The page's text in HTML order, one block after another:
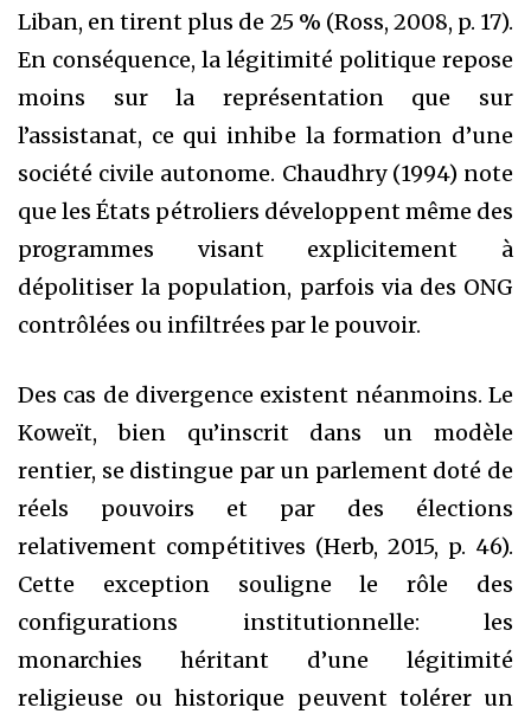
Liban, en tirent plus de 25 % (Ross, 2008, p. 17).
En conséquence, la légitimité politique repose
moins sur la représentation que sur
l’assistanat, ce qui inhibe la formation d’une
société civile autonome. Chaudhry (1994) note
que les États pétroliers développent même des
programmes visant explicitement à
dépolitiser la population, parfois via des ONG
contrôlées ou infiltrées par le pouvoir.
Des cas de divergence existent néanmoins. Le
Koweït, bien qu’inscrit dans un modèle
rentier, se distingue par un parlement doté de
réels pouvoirs et par des élections
relativement compétitives (Herb, 2015, p. 46).
Cette exception souligne le rôle des
configurations institutionnelle: les
monarchies héritant d’une légitimité
religieuse ou historique peuvent tolérer un